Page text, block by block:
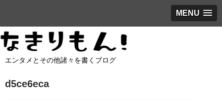
MENU
エンタメとその他諸々を書くブログ
d5ce6eca